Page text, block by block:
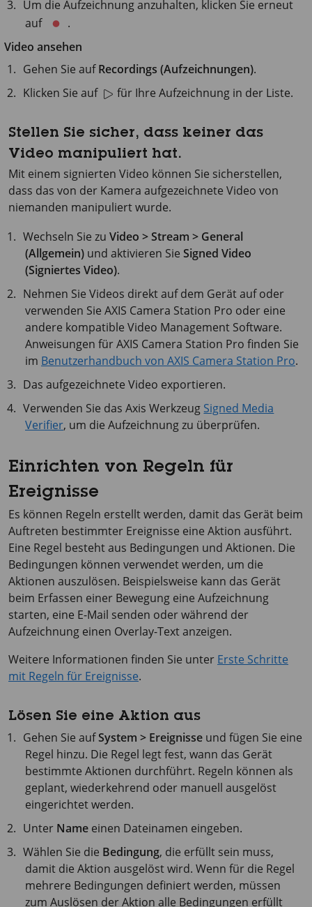
Um die Aufzeichnung anzuhalten, klicken Sie erneut
auf
.
Video ansehen
Gehen Sie aufRecordings (Aufzeichnungen).
Klicken Sie auf
für Ihre Aufzeichnung in der Liste.
Stellen Sie sicher, dass keiner das
Video manipuliert hat.
Mit einem signierten Video können Sie sicherstellen,
dass das von der Kamera aufgezeichnete Video von
niemanden manipuliert wurde.
Wechseln Sie zuVideo > Stream > General
(Allgemein) und aktivieren Sie Signed Video
(Signiertes Video).
Nehmen Sie Videos direkt auf dem Gerät auf oder
verwenden Sie AXIS Camera Station Pro oder eine
andere kompatible Video Management Software.
Anweisungen fürAXIS Camera Station Pro finden Sie
im Benutzerhandbuch von AXIS Camera Station Pro.
Das aufgezeichnete Video exportieren.
Verwenden Sie das Axis Werkzeug Signed Media
Verifier, um die Aufzeichnung zu überprüfen.
Einrichten von Regeln für
Ereignisse
Es können Regeln erstellt werden, damit das Gerät beim
Auftreten bestimmter Ereignisse eine Aktion ausführt.
Eine Regel besteht aus Bedingungen und Aktionen. Die
Bedingungen können verwendet werden, um die
Aktionen auszulösen. Beispielsweise kann das Gerät
beim Erfassen einer Bewegung eine Aufzeichnung
starten, eine E-Mail senden oder während der
Aufzeichnung einen Overlay-Text anzeigen.
Weitere Informationen finden Sie unter Erste Schritte
mit Regeln für Ereignisse.
Lösen Sie eine Aktion aus
Gehen Sie aufSystem > Ereignisse und fügen Sie eine
Regel hinzu. Die Regel legt fest, wann das Gerät
bestimmte Aktionen durchführt. Regeln können als
geplant, wiederkehrend oder manuell ausgelöst
eingerichtet werden.
Unter Name einen Dateinamen eingeben.
Wählen Sie die Bedingung, die erfüllt sein muss,
damit die Aktion ausgelöst wird. Wenn für die Regel
mehrere Bedingungen definiert werden, müssen
zum Auslösen der Aktion alle Bedingungen erfüllt